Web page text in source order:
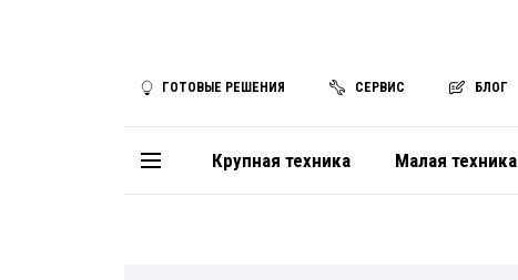
ГОТОВЫЕ РЕШЕНИЯ СЕРВИС БЛОГ
Крупная техника Малая техника